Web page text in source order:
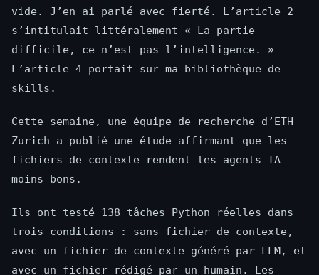
vide. J’en ai parlé avec fierté. L’article 2
s’intitulait littéralement « La partie
difficile, ce n’est pas l’intelligence. »
L’article 4 portait sur ma bibliothèque de
skills.
Cette semaine, une équipe de recherche d’ETH
Zurich a publié une étude affirmant que les
fichiers de contexte rendent les agents IA
moins bons.
Ils ont testé 138 tâches Python réelles dans
trois conditions : sans fichier de contexte,
avec un fichier de contexte généré par LLM, et
avec un fichier rédigé par un humain. Les